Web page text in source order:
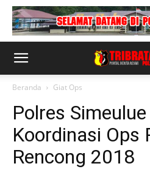
Beranda Giat Ops
Polres
Koordinasi Ops
Rencong 2018